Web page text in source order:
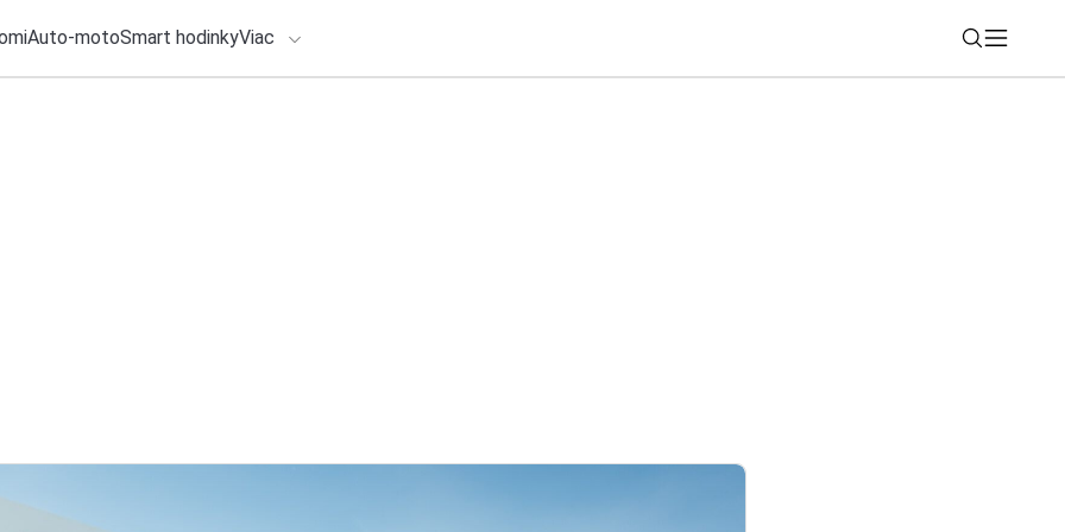
Auto-motoSmart hodinkyViac